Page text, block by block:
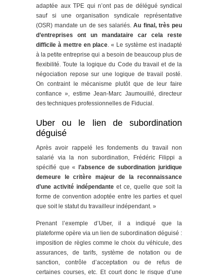
adaptée aux TPE qui n’ont pas de délégué syndical
sauf si une organisation syndicale représentative
(OSR) mandate un de ses salariés.Au final, très peu
d’entreprises ont un mandataire car cela reste
difficile à mettre en place. « Le système est inadapté
à la petite entreprise qui a besoin de beaucoup plus de
flexibilité. Toute la logique du Code du travail et de la
négociation repose sur une logique de travail posté.
On contraint le mécanisme plutôt que de leur faire
confiance », estime Jean-Marc Jaumouillé, directeur
des techniques professionnelles de Fiducial.
Uber ou le lien de subordination
déguisé
Après avoir rappelé les fondements du travail non
salarié via la non subordination, Frédéric Filippi a
spécifié que « l’absence de subordination juridique
demeure le critère majeur de la reconnaissance
d’une activité indépendante et ce, quelle que soit la
forme de convention adoptée entre les parties et quel
que soit le statut du travailleur indépendant. »
Prenant l’exemple d’Uber, il a indiqué que la
plateforme opère via un lien de subordination déguisé :
imposition de règles comme le choix du véhicule, des
assurances, de tarifs, système de notation ou de
sanction, contrôle d’acceptation ou de refus de
certaines courses, etc. Et court donc le risque d’une